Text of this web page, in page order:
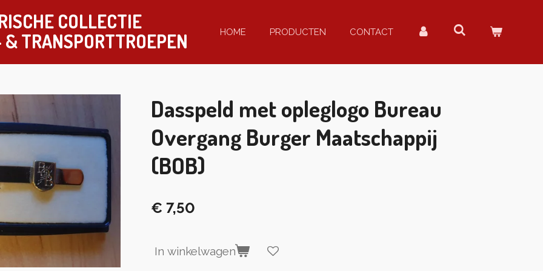
COLLECTIE
& TRANSPORTTROEPEN HOME PRODUCTEN CONTACT
Dasspeld met opleglogo Bureau
Overgang Burger Maatschappij
(BOB)
€ 7,50
In winkelwagen